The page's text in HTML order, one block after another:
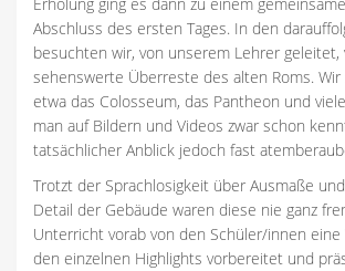
Erholung ging es dann zu einem
Abschluss des ersten Tages. In den
besuchten wir, von unserem Lehrer geleitet,
sehenswerte Überreste des alten Roms. Wir
etwa das Colosseum, das Pantheon und
man auf Bildern und Videos zwar schon
tatsächlicher Anblick jedoch fast
Trotzt der Sprachlosigkeit über Ausmaße
Detail der Gebäude waren diese nie ganz
Unterricht vorab von den Schüler/innen eine
den einzelnen Highlights vorbereitet und